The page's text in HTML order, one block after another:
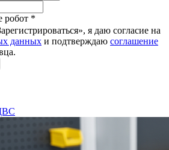
робот *
я даю согласие на
данных и подтверждаю соглашение